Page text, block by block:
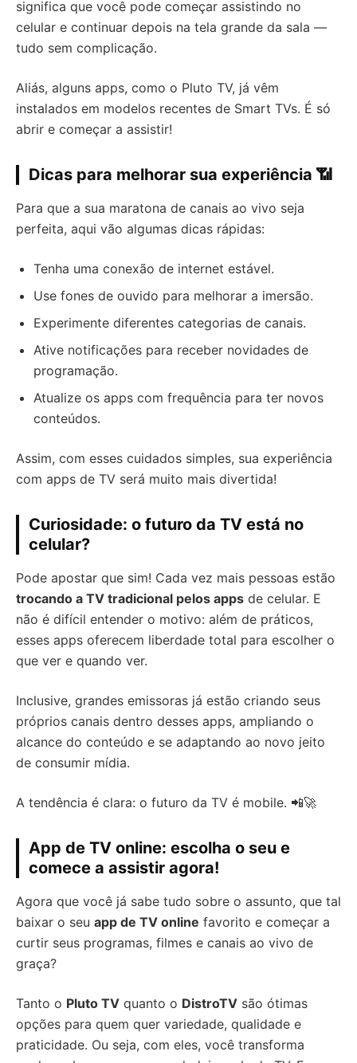
significa que você pode começar assistindo no
celular e continuar depois na tela grande da sala —
tudo sem complicação.
Aliás, alguns apps, como o Pluto TV, já vêm
instalados em modelos recentes de Smart TVs. É só
abrir e começar a assistir!
Dicas para melhorar sua experiência 📶
Para que a sua maratona de canais ao vivo seja
perfeita, aqui vão algumas dicas rápidas:
Tenha uma conexão de internet estável.
Use fones de ouvido para melhorar a imersão.
Experimente diferentes categorias de canais.
Ative notificações para receber novidades de
programação.
Atualize os apps com frequência para ter novos
conteúdos.
Assim, com esses cuidados simples, sua experiência
com apps de TV será muito mais divertida!
Curiosidade: o futuro da TV está no
celular?
Pode apostar que sim! Cada vez mais pessoas estão
trocando a TV tradicional pelos apps de celular. E
não é difícil entender o motivo: além de práticos,
esses apps oferecem liberdade total para escolher o
que ver e quando ver.
Inclusive, grandes emissoras já estão criando seus
próprios canais dentro desses apps, ampliando o
alcance do conteúdo e se adaptando ao novo jeito
de consumir mídia.
A tendência é clara: o futuro da TV é mobile. 📲🚀
App de TV online: escolha o seu e
comece a assistir agora!
Agora que você já sabe tudo sobre o assunto, que tal
baixar o seu app de TV online favorito e começar a
curtir seus programas, filmes e canais ao vivo de
graça?
Tanto o Pluto TV quanto o DistroTV são ótimas
opções para quem quer variedade, qualidade e
praticidade. Ou seja, com eles, você transforma